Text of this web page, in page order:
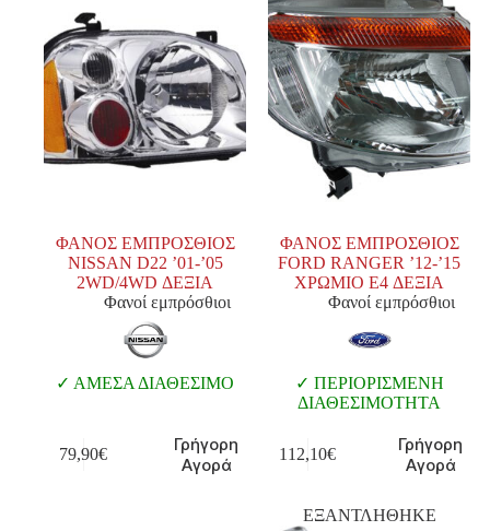
ΦΑΝΟΣ ΕΜΠΡΟΣΘΙΟΣ
NISSAN D22 ’01-’05
2WD/4WD ΔΕΞΙΑ
Φανοί εμπρόσθιοι
ΑΜΕΣΑ ΔΙΑΘΕΣΙΜΟ
79,90€
Γρήγορη
Αγορά
ΦΑΝΟΣ ΕΜΠΡΟΣΘΙΟΣ
FORD RANGER ’12-’15
ΧΡΩΜΙΟ E4 ΔΕΞΙΑ
Φανοί εμπρόσθιοι
ΠΕΡΙΟΡΙΣΜΕΝΗ
ΔΙΑΘΕΣΙΜΟΤΗΤΑ
112,10€
Γρήγορη
Αγορά
ΕΞΑΝΤΛΗΘΗΚΕ